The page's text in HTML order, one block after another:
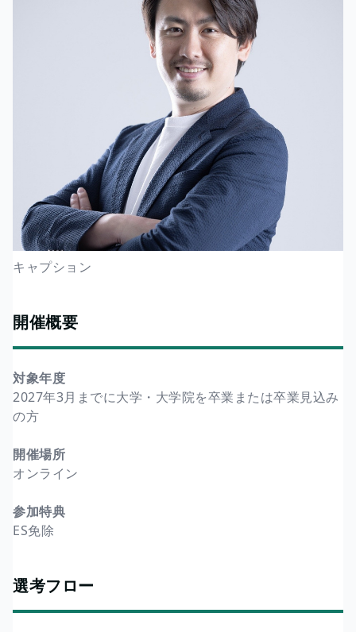
キャプション
開催概要
対象年度
2027年3月までに大学・大学院を卒業または卒業見込み
の方
開催場所
オンライン
参加特典
ES免除
選考フロー